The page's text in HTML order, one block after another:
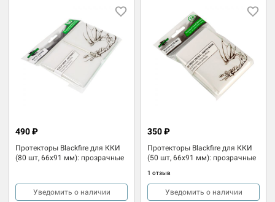
Протекторы Blackfire для ККИ
(80 шт, 66x91 мм): прозрачные
490 ₽
Уведомить о наличии
Протекторы Blackfire для ККИ
(50 шт, 66x91 мм): прозрачные
1 отзыв
350 ₽
Уведомить о наличии